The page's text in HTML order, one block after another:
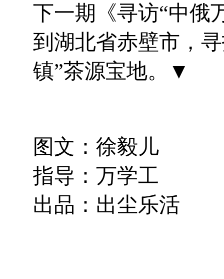
下一期《寻访“中俄
到湖北省赤壁市，
镇”茶源宝地。▼
图文：徐毅儿
指导：万学工
出品：出尘乐活